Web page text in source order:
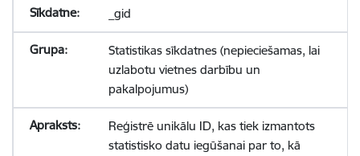
_gid
Statistikas sīkdatnes (nepieciešamas, lai
uzlabotu vietnes darbību un
pakalpojumus)
Reģistrē unikālu ID, kas tiek izmantots
statistisko datu iegūšanai par to, kā